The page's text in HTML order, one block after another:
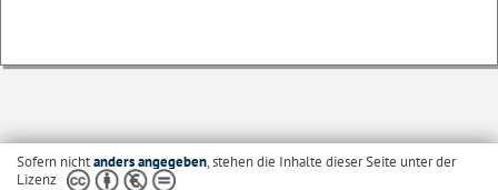
Sofern nichtanders angegeben, stehen die Inhalte dieser Seite unter der
Lizenz